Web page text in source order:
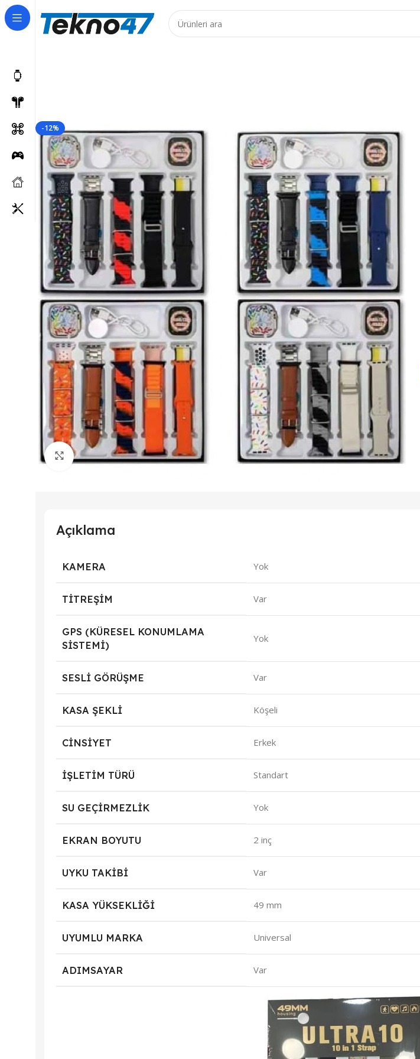
için 7 iş günüdür!
-12%
Büyütmek için tıklayın
Açıklama
KAMERA Yok
TITREŞIM Var
GPS (KÜRESEL KONUMLAMA
SISTEMI)
Yok
SESLI GÖRÜŞME Var
KASA ŞEKLI Köşeli
CINSIYET Erkek
İŞLETIM TÜRÜ Standart
SU GEÇIRMEZLIK Yok
EKRAN BOYUTU 2 inç
UYKU TAKIBI Var
KASA YÜKSEKLIĞI 49 mm
UYUMLU MARKA Universal
ADIMSAYAR Var